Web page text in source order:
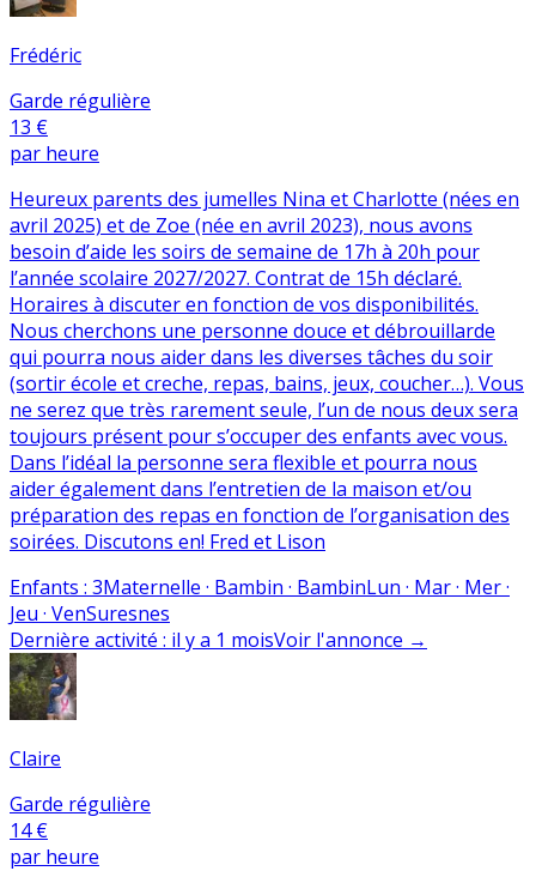
Frédéric
Garde régulière
13 €
par heure
Heureux parents des jumelles Nina et Charlotte (nées en
avril 2025) et de Zoe (née en avril 2023), nous avons
besoin d’aide les soirs de semaine de 17h à 20h pour
l’année scolaire 2027/2027. Contrat de 15h déclaré.
Horaires à discuter en fonction de vos disponibilités.
Nous cherchons une personne douce et débrouillarde
qui pourra nous aider dans les diverses tâches du soir
(sortir école et creche, repas, bains, jeux, coucher…). Vous
ne serez que très rarement seule, l’un de nous deux sera
toujours présent pour s’occuper des enfants avec vous.
Dans l’idéal la personne sera flexible et pourra nous
aider également dans l’entretien de la maison et/ou
préparation des repas en fonction de l’organisation des
soirées. Discutons en! Fred et Lison
Enfants : 3Maternelle · Bambin · BambinLun · Mar · Mer ·
Jeu · VenSuresnes
Dernière activité : il y a 1 moisVoir l'annonce →
Claire
Garde régulière
14 €
par heure